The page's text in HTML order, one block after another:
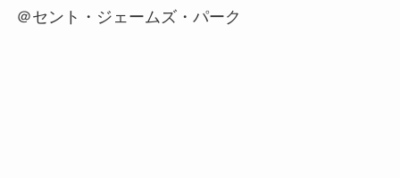
＠セント・ジェームズ・パーク